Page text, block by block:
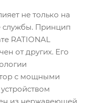
не только на
службы. Принцип
RATIONAL
от других. Его
с мощными